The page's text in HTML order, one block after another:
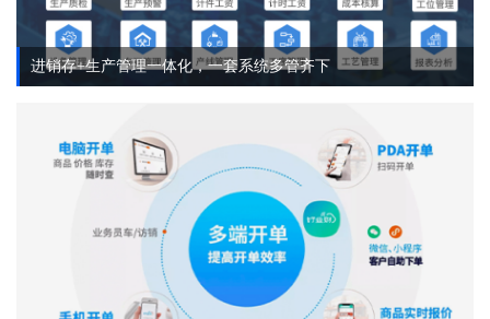
进销存+生产管理一体化，一套系统多管齐下